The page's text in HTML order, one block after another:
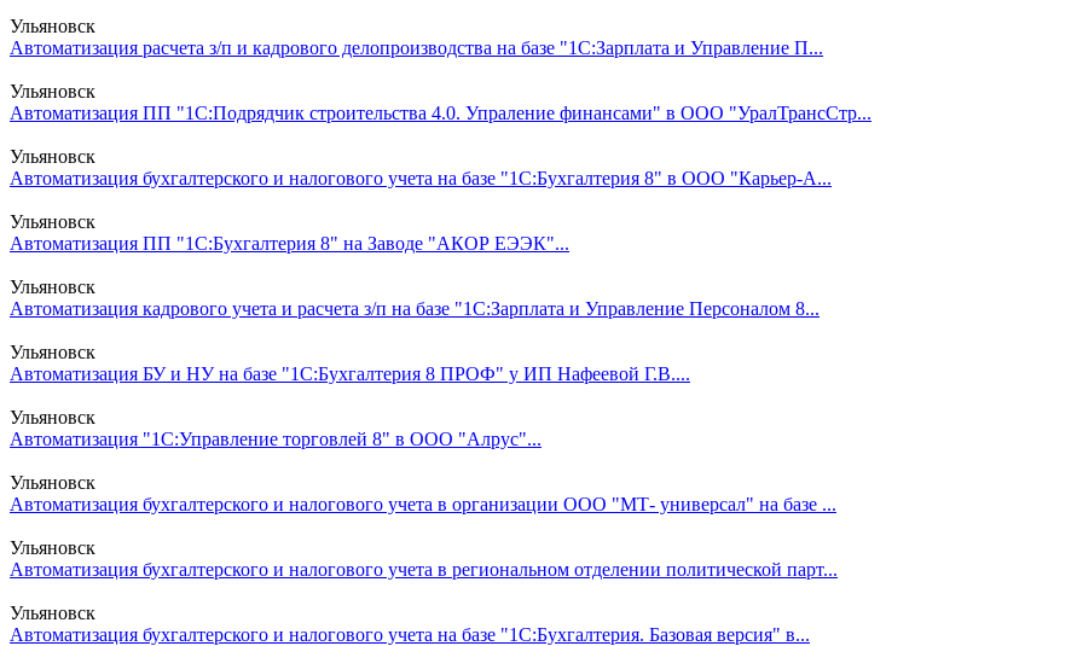
Ульяновск
Автоматизация расчета з/п и кадрового делопроизводства на базе "1С:Зарплата и Управление П...
Ульяновск
Автоматизация ПП "1С:Подрядчик строительства 4.0. Упраление финансами" в ООО "УралТрансСтр...
Ульяновск
Автоматизация бухгалтерского и налогового учета на базе "1С:Бухгалтерия 8" в ООО "Карьер-А...
Ульяновск
Автоматизация ПП "1С:Бухгалтерия 8" на Заводе "АКОР ЕЭЭК"...
Ульяновск
Автоматизация кадрового учета и расчета з/п на базе "1С:Зарплата и Управление Персоналом 8...
Ульяновск
Автоматизация БУ и НУ на базе "1С:Бухгалтерия 8 ПРОФ" у ИП Нафеевой Г.В....
Ульяновск
Автоматизация "1С:Управление торговлей 8" в ООО "Алрус"...
Ульяновск
Автоматизация бухгалтерского и налогового учета в организации ООО "МТ- универсал" на базе ...
Ульяновск
Автоматизация бухгалтерского и налогового учета в региональном отделении политической парт...
Ульяновск
Автоматизация бухгалтерского и налогового учета на базе "1С:Бухгалтерия. Базовая версия" в...